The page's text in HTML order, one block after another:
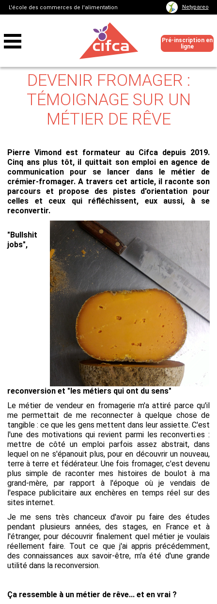
L'école des commerces de l'alimentation Netypareo
Pré-inscription en
ligne
DEVENIR FROMAGER :
TÉMOIGNAGE SUR UN
MÉTIER DE RÊVE
Pierre Vimond est formateur au Cifca depuis 2019.
Cinq ans plus tôt, il quittait son emploi en agence de
communication pour se lancer dans le métier de
crémier-fromager. A travers cet article, il raconte son
parcours et propose des pistes d'orientation pour
celles et ceux qui réfléchissent, eux aussi, à se
reconvertir.
"Bullshit
jobs",
reconversion et "les métiers qui ont du sens"
Le métier de vendeur en fromagerie m'a attiré parce qu'il
me permettait de me reconnecter à quelque chose de
tangible : ce que les gens mettent dans leur assiette. C'est
l'une des motivations qui revient parmi les reconverti.es :
mettre de côté un emploi parfois assez abstrait, dans
lequel on ne s'épanouit plus, pour en découvrir un nouveau,
terre à terre et fédérateur. Une fois fromager, c'est devenu
plus simple de raconter mes histoires de boulot à ma
grand-mère, par rapport à l'époque où je vendais de
l'espace publicitaire aux enchères en temps réel sur des
sites internet.
Je me sens très chanceux d'avoir pu faire des études
pendant plusieurs années, des stages, en France et à
l'étranger, pour découvrir finalement quel métier je voulais
réellement faire. Tout ce que j'ai appris précédemment,
des connaissances aux savoir-être, m'a été d'une grande
utilité dans la reconversion.
Ça ressemble à un métier de rêve... et en vrai ?